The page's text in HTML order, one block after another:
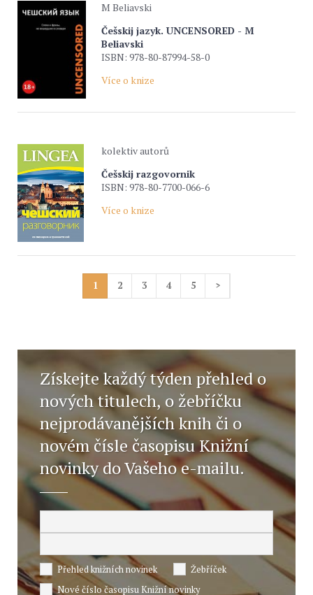
M Beliavski
Češskij jazyk. UNCENSORED - M
Beliavski
ISBN: 978-80-87994-58-0
Více o knize
kolektiv autorů
Češskij razgovornik
ISBN: 978-80-7700-066-6
Více o knize
1 2 3 4 5 >
Získejte každý týden přehled o
nových titulech, o žebříčku
nejprodávanějších knih či o
novém čísle časopisu Knižní
novinky do Vašeho e-mailu.
Přehled knižních novinek
Žebříček
Nové číslo časopisu Knižní novinky